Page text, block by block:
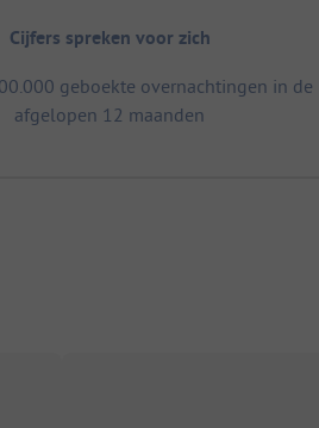
Cijfers spreken voor zich
geboekte overnachtingen in de
afgelopen 12 maanden